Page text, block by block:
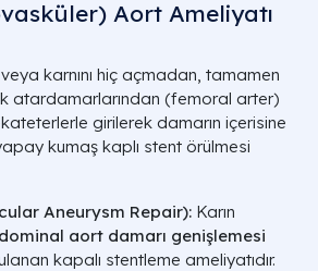
Aort Ameliyatı
karnını hiç açmadan, tamamen
atardamarlarından (femoral arter)
girilerek damarın içerisine
kumaş kaplı stent örülmesi
Aneurysm Repair): Karın
aort damarı genişlemesi
kapalı stentleme ameliyatıdır.